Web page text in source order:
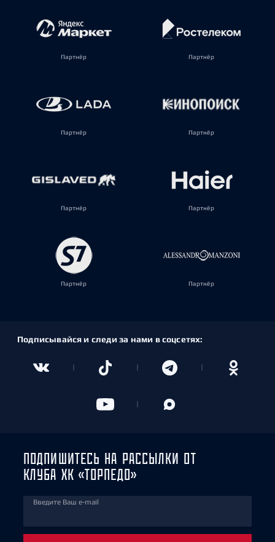
Партнёр Партнёр
Партнёр Партнёр
Партнёр Партнёр
Партнёр Партнёр
Подписывайся и следи за нами в соцсетях:
ПОДПИШИТЕСЬ НА РАССЫЛКИ ОТ
КЛУБА ХК «ТОРПЕДО»
Введите Ваш e-mail